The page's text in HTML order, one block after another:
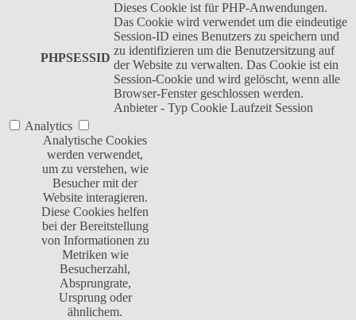
PHPSESSID
Dieses Cookie ist für PHP-Anwendungen.
Das Cookie wird verwendet um die eindeutige
Session-ID eines Benutzers zu speichern und
zu identifizieren um die Benutzersitzung auf
der Website zu verwalten. Das Cookie ist ein
Session-Cookie und wird gelöscht, wenn alle
Browser-Fenster geschlossen werden.
Anbieter - Typ Cookie Laufzeit Session
Analytics
Analytische Cookies
werden verwendet,
um zu verstehen, wie
Besucher mit der
Website interagieren.
Diese Cookies helfen
bei der Bereitstellung
von Informationen zu
Metriken wie
Besucherzahl,
Absprungrate,
Ursprung oder
ähnlichem.